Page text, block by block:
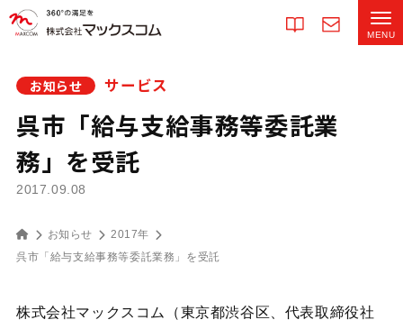
お知らせ サービス
呉市「給与支給事務等委託業
務」を受託
2017.09.08
お知らせ
2017年
呉市「給与支給事務等委託業務」を受託
株式会社マックスコム（東京都渋谷区、代表取締役社